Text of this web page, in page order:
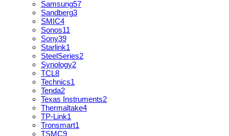
Samsung57
Sandberg3
SMIC4
Sonos11
Sony39
Starlink1
SteelSeries2
Synology2
TCL8
Technics1
Tenda2
Texas Instruments2
Thermaltake4
TP-Link1
Tronsmart1
TSMC9